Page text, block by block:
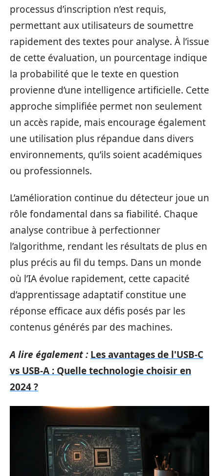
processus d’inscription n’est requis,
permettant aux utilisateurs de soumettre
rapidement des textes pour analyse. À l’issue
de cette évaluation, un pourcentage indique
la probabilité que le texte en question
provienne d’une intelligence artificielle. Cette
approche simplifiée permet non seulement
un accès rapide, mais encourage également
une utilisation plus répandue dans divers
environnements, qu’ils soient académiques
ou professionnels.
L’amélioration continue du détecteur joue un
rôle fondamental dans sa fiabilité. Chaque
analyse contribue à perfectionner
l’algorithme, rendant les résultats de plus en
plus précis au fil du temps. Dans un monde
où l’IA évolue rapidement, cette capacité
d’apprentissage adaptatif constitue une
réponse efficace aux défis posés par les
contenus générés par des machines.
A lire également : Les avantages de l'USB-C
vs USB-A : Quelle technologie choisir en
2024 ?